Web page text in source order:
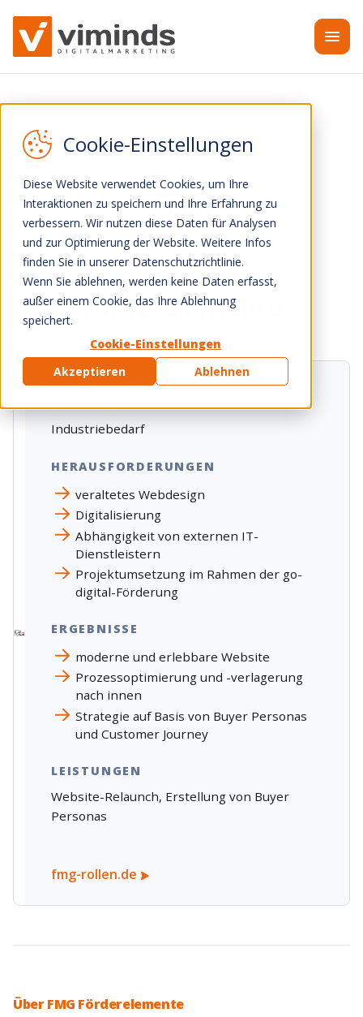
Diese Website verwendet Cookies, um Ihre
Interaktionen zu speichern und Ihre Erfahrung zu
verbessern. Wir nutzen diese Daten für Analysen
und zur Optimierung der Website. Weitere Infos
finden Sie in unserer Datenschutzrichtlinie.
Wenn Sie ablehnen, werden keine Daten erfasst,
außer einem Cookie, das Ihre Ablehnung
speichert.
Cookie-Einstellungen
Akzeptieren
Ablehnen
Website für FMG
Förderelemente
Industriebedarf
HERAUSFORDERUNGEN
veraltetes Webdesign
Digitalisierung
Abhängigkeit von externen IT-
Dienstleistern
Projektumsetzung im Rahmen der go-
digital-Förderung
ERGEBNISSE
moderne und erlebbare Website
Prozessoptimierung und -verlagerung
nach innen
Strategie auf Basis von Buyer Personas
und Customer Journey
LEISTUNGEN
Website-Relaunch, Erstellung von Buyer
Personas
fmg-rollen.de
Über FMG Förderelemente